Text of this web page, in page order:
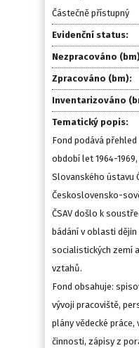
Částečně přístupný
Evidenční status:
Nezpracováno
Zpracováno (bm):
Inventarizováno
Tematický popis:
Fond podává
období let 1964-
Slovanského ústavu
Československo-
ČSAV došlo k
bádání v oblasti dějin
socialistických zemí
vztahů.
Fond obsahuje:
vývoji pracoviště,
plány vědecké práce,
činnosti, zápisy z